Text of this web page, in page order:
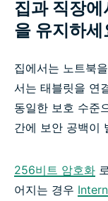
집과 직장
을 유지하세
집에서는 노트북
서는 태블릿을 연
동일한 보호 수준
간에 보안 공백이
256비트 암호화
어지는 경우